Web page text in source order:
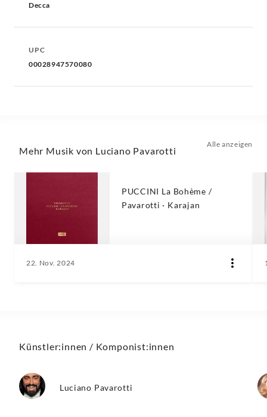
Decca
UPC
00028947570080
Mehr Musik von Luciano Pavarotti
Alle anzeigen
PUCCINI La Bohème /
Pavarotti · Karajan
22. Nov. 2024
Künstler:innen / Komponist:innen
Luciano Pavarotti